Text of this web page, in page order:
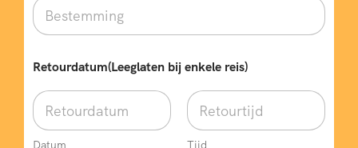
s
e
n
V
r
r
e
Retourdatum(Leeglaten bij enkele reis)
Datum Tijd